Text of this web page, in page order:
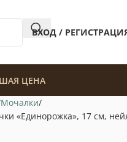
ВХОД /
ЦЕНА
Мочалки
«Единорожка», 17 см,